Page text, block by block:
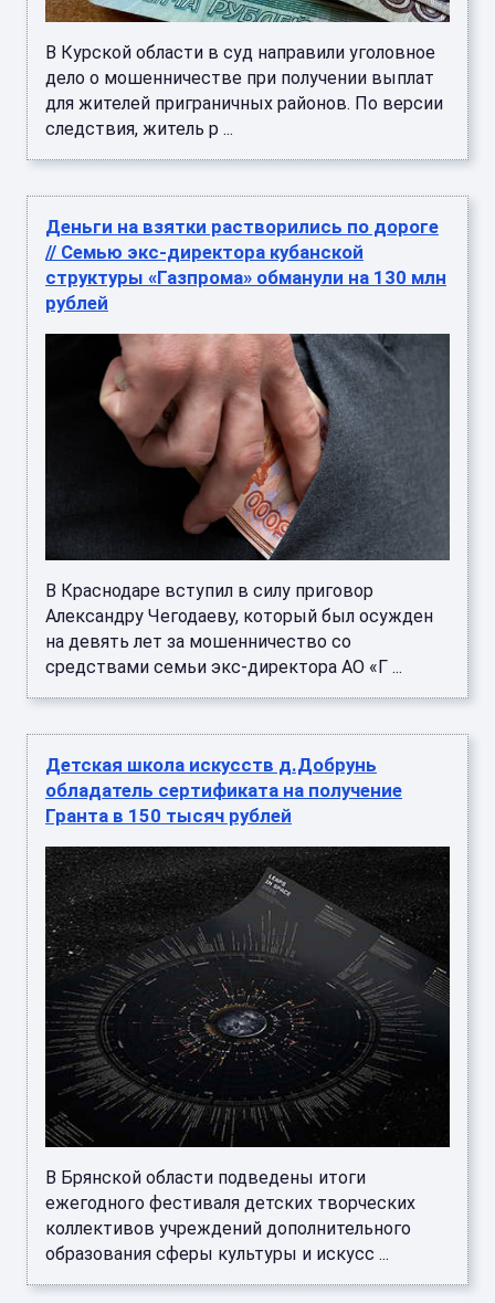
В Курской области в суд направили уголовное
дело о мошенничестве при получении выплат
для жителей приграничных районов. По версии
следствия, житель р ...
Деньги на взятки растворились по дороге
// Семью экс-директора кубанской
структуры «Газпрома» обманули на 130 млн
рублей
В Краснодаре вступил в силу приговор
Александру Чегодаеву, который был осужден
на девять лет за мошенничество со
средствами семьи экс-директора АО «Г ...
Детская школа искусств д.Добрунь
обладатель сертификата на получение
Гранта в 150 тысяч рублей
В Брянской области подведены итоги
ежегодного фестиваля детских творческих
коллективов учреждений дополнительного
образования сферы культуры и искусс ...